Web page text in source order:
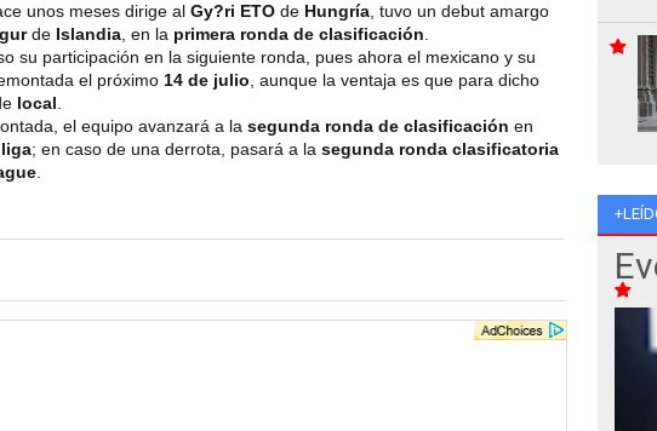
unos meses dirige al Gy?ri ETO de Hungría, tuvo un debut amargo
de Islandia, en la primera ronda de clasificación.
su participación en la siguiente ronda, pues ahora el mexicano y su
el próximo 14 de julio, aunque la ventaja es que para dicho
local.
el equipo avanzará a la segunda ronda de clasificación en
; en caso de una derrota, pasará a la segunda ronda clasificatoria
.